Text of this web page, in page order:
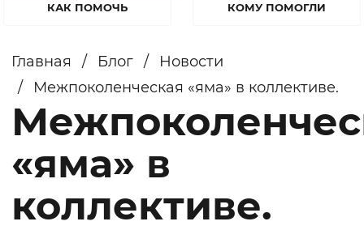
КАК ПОМОЧЬ КОМУ ПОМОГЛИ
Главная / Блог /
Новости
/
Межпоколенческая «яма» в коллективе.
«яма» в
коллективе.